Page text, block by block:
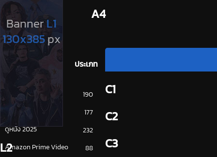
A4
ประเภท
การ์ตูน
190
ดูซีรี่ย์ 2025
177
ดูหนัง 2025
232
Amazon Prime Video
88
C1
C2
C3
L2